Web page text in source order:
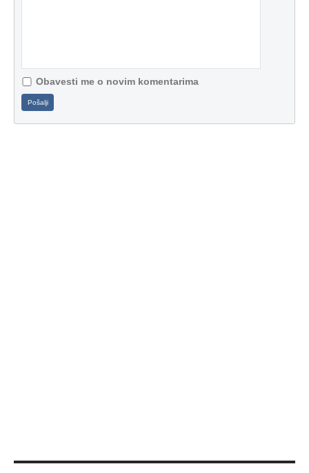
Obavesti me o novim komentarima
Pošalji